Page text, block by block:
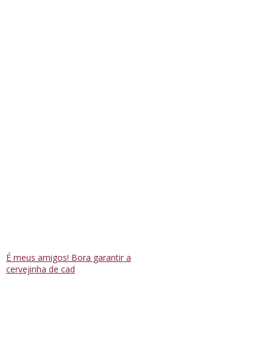
É meus amigos! Bora garantir a
cervejinha de cad